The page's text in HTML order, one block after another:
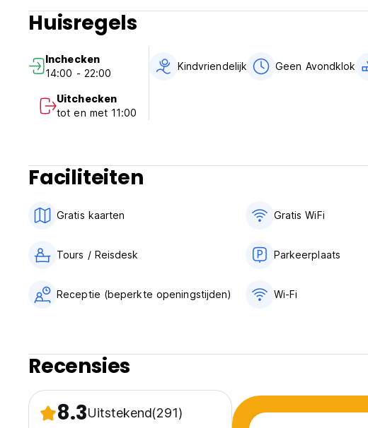
Huisregels
Inchecken
14:00 - 22:00
Uitchecken
tot en met 11:00
Kindvriendelijk Geen Avondklok
Faciliteiten
Gratis kaarten Gratis WiFi
Tours / Reisdesk Parkeerplaats
Receptie (beperkte openingstijden) Wi-Fi
Recensies
8.3Uitstekend(291)